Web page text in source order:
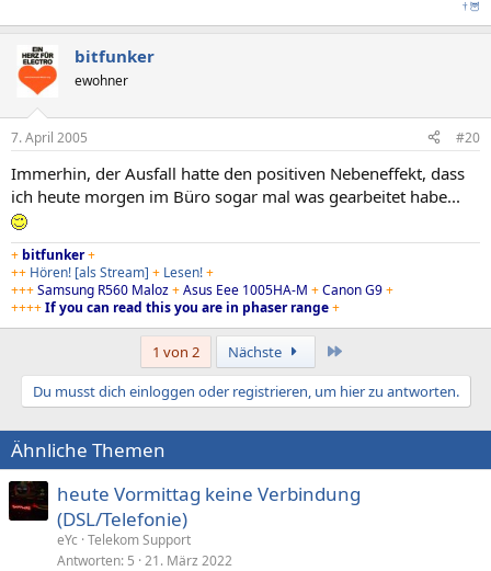
† 🦉
bitfunker
ewohner
7. April 2005 #20
Immerhin, der Ausfall hatte den positiven Nebeneffekt, dass
ich heute morgen im Büro sogar mal was gearbeitet habe...
+ bitfunker+
++ Hören! [als Stream] + Lesen!+
+++Samsung R560 Maloz+Asus Eee 1005HA-M +Canon G9+
++++If you can read this you are in phaser range+
1 von 2 Nächste
Du musst dich einloggen oder registrieren, um hier zu antworten.
Ähnliche Themen
heute Vormittag keine Verbindung
(DSL/Telefonie)
eYc Telekom Support
Antworten 5 21. März 2022